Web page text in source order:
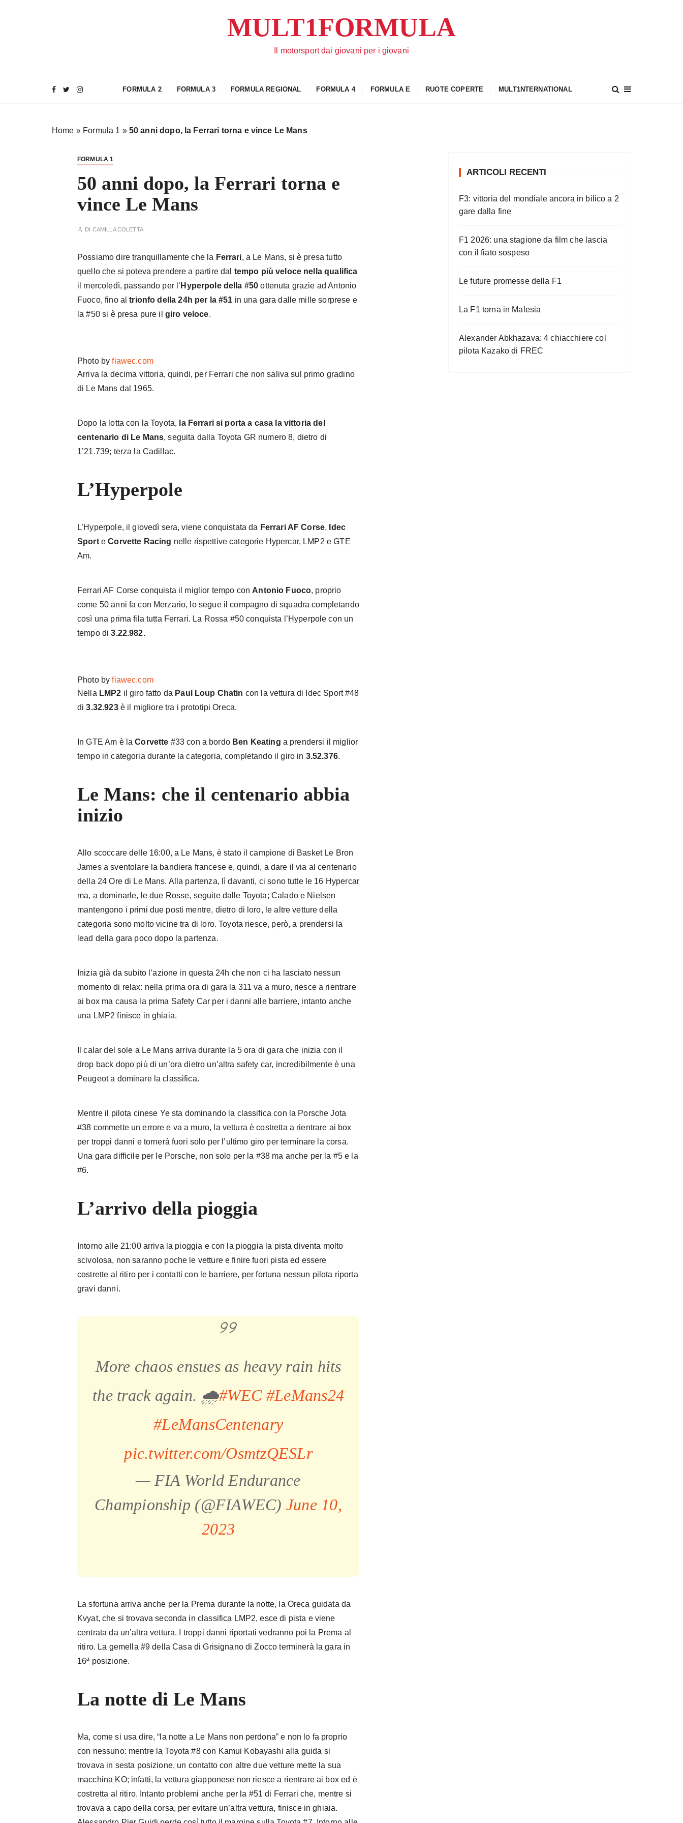
MULT1FORMULA
Il motorsport dai giovani per i giovani
FORMULA 2 FORMULA 3 FORMULA REGIONAL FORMULA 4 FORMULA E RUOTE COPERTE MULT1NTERNATIONAL
Home » Formula 1 » 50 anni dopo, la Ferrari torna e vince Le Mans
FORMULA 1
50 anni dopo, la Ferrari torna e
vince Le Mans
DI CAMILLA COLETTA
Possiamo dire tranquillamente che la Ferrari, a Le Mans, si è presa tutto
quello che si poteva prendere a partire dal tempo più veloce nella qualifica
il mercoledì, passando per l’ Hyperpole della #50 ottenuta grazie ad Antonio
Fuoco, fino altrionfo della 24h per la #51 in una gara dalle mille sorprese e
la #50 si è presa pure il giro veloce.
Photo byfiawec.com
Arriva la decima vittoria, quindi, per Ferrari che non saliva sul primo gradino
di Le Mans dal 1965.
Dopo la lotta con la Toyota, la Ferrari si porta a casa la vittoria del
centenario di Le Mans, seguita dalla Toyota GR numero 8, dietro di
1’21.739; terza la Cadillac.
L’Hyperpole
L’Hyperpole, il giovedì sera, viene conquistata da Ferrari AF Corse, Idec
SporteCorvette Racing nelle rispettive categorie Hypercar, LMP2 e GTE
Am.
Ferrari AF Corse conquista il miglior tempo con Antonio Fuoco, proprio
come 50 anni fa con Merzario, lo segue il compagno di squadra completando
così una prima fila tutta Ferrari. La Rossa #50 conquista l’Hyperpole con un
tempo di3.22.982.
Photo byfiawec.com
Nella LMP2 il giro fatto da Paul Loup Chatin con la vettura di Idec Sport #48
di3.32.923è il migliore tra i prototipi Oreca.
In GTE Am è la Corvette #33 con a bordoBen Keating a prendersi il miglior
tempo in categoria durante la categoria, completando il giro in 3.52.376.
Le Mans: che il centenario abbia
inizio
Allo scoccare delle 16:00, a Le Mans, è stato il campione di Basket Le Bron
James a sventolare la bandiera francese e, quindi, a dare il via al centenario
della 24 Ore di Le Mans. Alla partenza, lì davanti, ci sono tutte le 16 Hypercar
ma, a dominarle, le due Rosse, seguite dalle Toyota; Calado e Nielsen
mantengono i primi due posti mentre, dietro di loro, le altre vetture della
categoria sono molto vicine tra di loro. Toyota riesce, però, a prendersi la
lead della gara poco dopo la partenza.
Inizia già da subito l’azione in questa 24h che non ci ha lasciato nessun
momento di relax: nella prima ora di gara la 311 va a muro, riesce a rientrare
ai box ma causa la prima Safety Car per i danni alle barriere, intanto anche
una LMP2 finisce in ghiaia.
Il calar del sole a Le Mans arriva durante la 5 ora di gara che inizia con il
drop back dopo più di un’ora dietro un’altra safety car, incredibilmente è una
Peugeot a dominare la classifica.
Mentre il pilota cinese Ye sta dominando la classifica con la Porsche Jota
#38 commette un errore e va a muro, la vettura è costretta a rientrare ai box
per troppi danni e tornerà fuori solo per l’ultimo giro per terminare la corsa.
Una gara difficile per le Porsche, non solo per la #38 ma anche per la #5 e la
#6.
L’arrivo della pioggia
Intorno alle 21:00 arriva la pioggia e con la pioggia la pista diventa molto
scivolosa, non saranno poche le vetture e finire fuori pista ed essere
costrette al ritiro per i contatti con le barriere, per fortuna nessun pilota riporta
gravi danni.
More chaos ensues as heavy rain hits
the track again. 🌧️#WEC #LeMans24
#LeMansCentenary
pic.twitter.com/OsmtzQESLr
— FIA World Endurance
Championship (@FIAWEC) June 10,
2023
La sfortuna arriva anche per la Prema durante la notte, la Oreca guidata da
Kvyat, che si trovava seconda in classifica LMP2, esce di pista e viene
centrata da un’altra vettura. I troppi danni riportati vedranno poi la Prema al
ritiro. La gemella #9 della Casa di Grisignano di Zocco terminerà la gara in
16ª posizione.
La notte di Le Mans
Ma, come si usa dire, “la notte a Le Mans non perdona” e non lo fa proprio
con nessuno: mentre la Toyota #8 con Kamui Kobayashi alla guida si
trovava in sesta posizione, un contatto con altre due vetture mette la sua
macchina KO; infatti, la vettura giapponese non riesce a rientrare ai box ed è
costretta al ritiro. Intanto problemi anche per la #51 di Ferrari che, mentre si
trovava a capo della corsa, per evitare un’altra vettura, finisce in ghiaia.
ARTICOLI RECENTI
F3: vittoria del mondiale ancora in bilico a 2
gare dalla fine
F1 2026: una stagione da film che lascia
con il fiato sospeso
Le future promesse della F1
La F1 torna in Malesia
Alexander Abkhazava: 4 chiacchiere col
pilota Kazako di FREC